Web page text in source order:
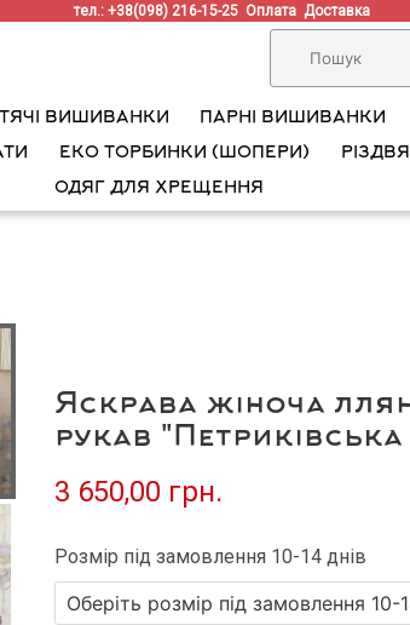
тел.: +38(098) 216-15-25 Оплата Доставка
ВИШИВАНКИ ПАРНІ ВИШИВАНКИ
ЕКО ТОРБИНКИ (ШОПЕРИ)
ОДЯГ ДЛЯ ХРЕЩЕННЯ
Яскрава жіноча
рукав
3 650,00 грн.
Розмір під замовлення 10-14 днів